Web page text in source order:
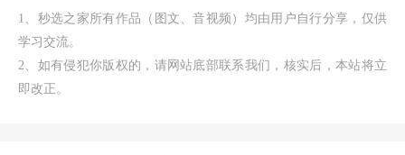
1、秒选之家所有作品（图文、音视频）均由用户自行分享，仅供
学习交流。
2、如有侵犯你版权的，请网站底部联系我们，核实后，本站将立
即改正。